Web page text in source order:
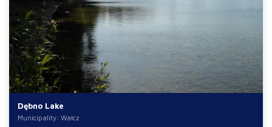
Dębno Lake
Municipality: Wałcz